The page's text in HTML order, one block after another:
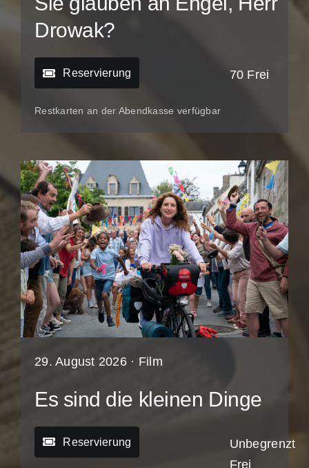
Drowak?
Reservierung 70 Frei
Restkarten an der Abendkasse verfügbar
29. August 2026 · Film
Es sind die kleinen Dinge
Reservierung
Unbegrenzt
Frei